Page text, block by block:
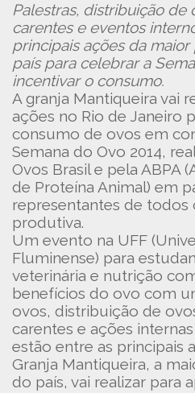
Palestras, distribuição
carentes e eventos
principais ações da
país para celebrar a
incentivar o consumo.
A granja Mantiqueira vai
ações no Rio de Janeiro
consumo de ovos em
Semana do Ovo 2014,
Ovos Brasil e pela ABPA
de Proteína Animal) em
representantes de todos
produtiva.
Um evento na UFF
Fluminense) para
veterinária e nutrição
benefícios do ovo com
ovos, distribuição de
carentes e ações
estão entre as principais
Granja Mantiqueira, a
do país, vai realizar para